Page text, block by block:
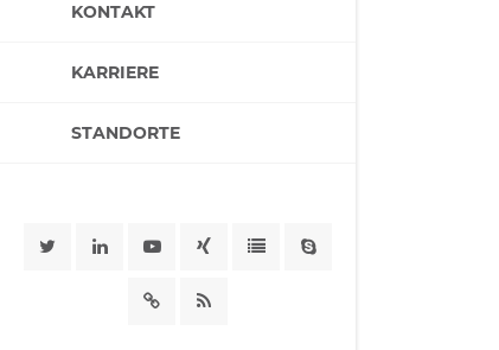
KONTAKT
KARRIERE
STANDORTE